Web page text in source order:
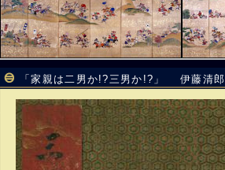
「家親は二男か!?三男か!?」 伊藤清郎